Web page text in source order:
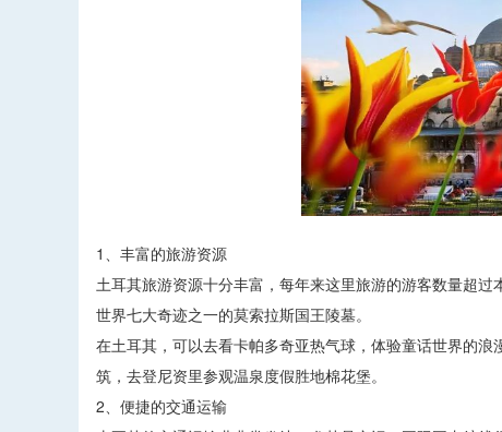
1、丰富的旅游资源
土耳其旅游资源十分丰富，每年来这里旅游的游客数量超
世界七大奇迹之一的莫索拉斯国王陵墓。
在土耳其，可以去看卡帕多奇亚热气球，体验童话世界的
筑，去登尼资里参观温泉度假胜地棉花堡。
2、便捷的交通运输